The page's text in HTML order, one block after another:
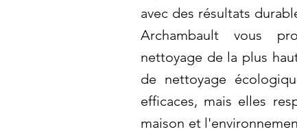
avec des résultats
Archambault vous
nettoyage de la plus
de nettoyage
efficaces, mais elles
maison et